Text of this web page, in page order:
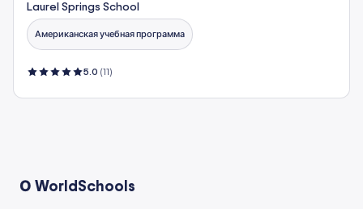
Laurel Springs School
Американская учебная программа
5.0 (11)
О WorldSchools